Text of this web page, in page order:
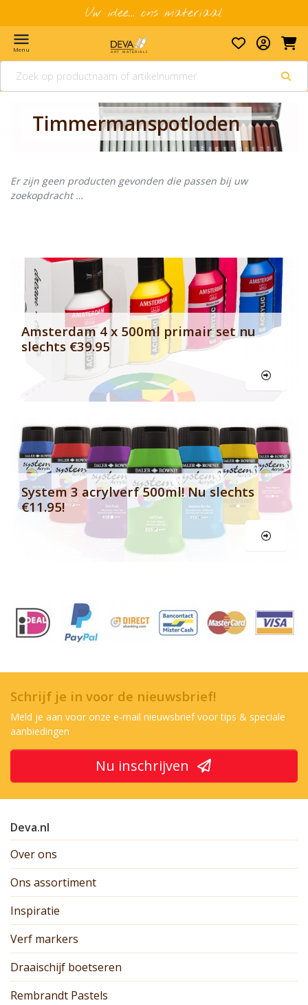
Uw idee... ons materiaal
menu
Menu
Timmermanspotloden
Er zijn geen producten gevonden die passen bij uw
zoekopdracht …
Banner row 2
Amsterdam 4 x 500ml primair set nu
slechts €39.95
System 3 acrylverf 500ml! Nu slechts
€11.95!
Schrijf je in voor de nieuwsbrief!
Meld je aan voor onze e-mail nieuwsbrief voor tips & speciale
aanbiedingen
Nu inschrijven
Deva.nl
Over ons
Ons assortiment
Inspiratie
Verf markers
Draaischijf boetseren
Rembrandt Pastels